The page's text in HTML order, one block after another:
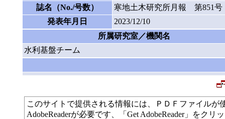
誌名（No./号数）
寒地土木研究所月報 第851号
発表年月日
2023/12/10
所属研究室／機関名
水利基盤チーム
このサイトで提供される情報には、ＰＤＦファイル
AdobeReaderが必要です、「Get AdobeReader」をク